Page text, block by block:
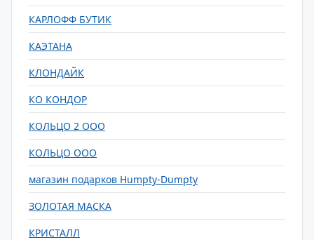
КАРЛОФФ БУТИК
КАЭТАНА
КЛОНДАЙК
КО КОНДОР
КОЛЬЦО 2 ООО
КОЛЬЦО ООО
магазин подарков Humpty-Dumpty
ЗОЛОТАЯ МАСКА
КРИСТАЛЛ